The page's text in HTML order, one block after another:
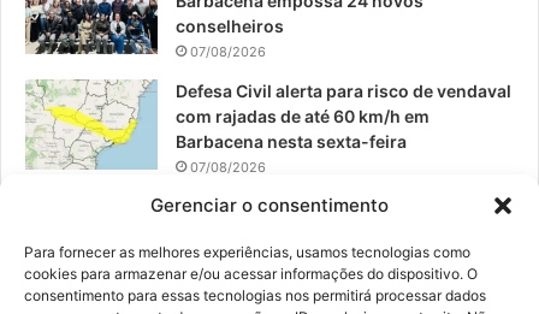
Gerenciar o consentimento
Para fornecer as melhores experiências, usamos tecnologias como
cookies para armazenar e/ou acessar informações do dispositivo. O
consentimento para essas tecnologias nos permitirá processar dados
conselheiros
07/08/2026
Defesa Civil alerta para risco de vendaval
com rajadas de até 60 km/h em
Barbacena nesta sexta-feira
07/08/2026
EPCAR tem a melhor nota do IDEB no
06/08/2026